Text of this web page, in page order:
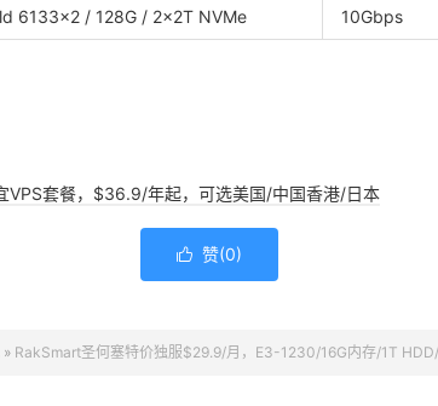
6133×2 / 128G / 2×2T NVMe 10Gbps
VPS套餐，$36.9/年起，可选美国/中国香港/日本
 赞(0)
» RakSmart圣何塞特价独服$29.9/月，E3-1230/16G内存/1T